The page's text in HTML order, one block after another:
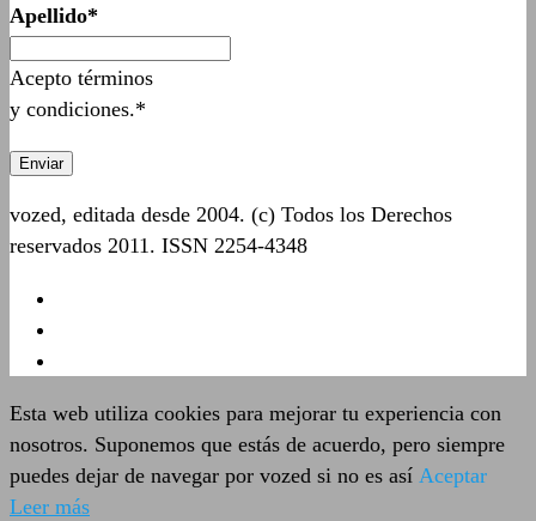
Apellido*
Acepto términos
y condiciones.*
vozed, editada desde 2004. (c) Todos los Derechos
reservados 2011. ISSN 2254-4348
Esta web utiliza cookies para mejorar tu experiencia con
nosotros. Suponemos que estás de acuerdo, pero siempre
puedes dejar de navegar por vozed si no es así Aceptar
Leer más